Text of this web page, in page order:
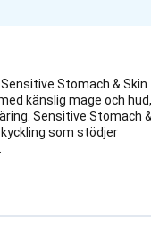
Sensitive Stomach & Skin
känslig mage och hud,
Sensitive Stomach
som stödjer